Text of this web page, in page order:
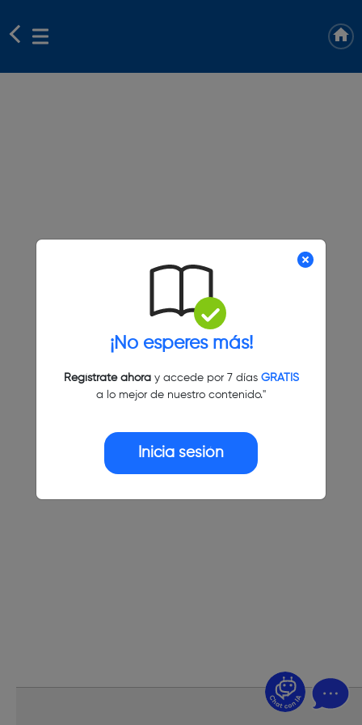
¡No esperes más!
Regístrate ahoray accede por 7 días GRATIS
a lo mejor de nuestro contenido."
Inicia sesión